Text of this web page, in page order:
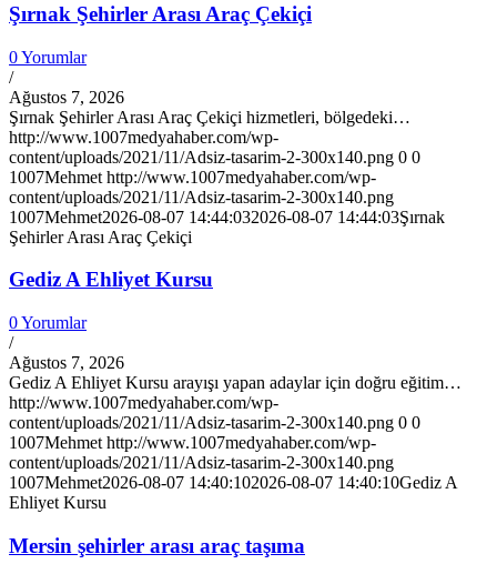
Şırnak Şehirler Arası Araç Çekiçi
0 Yorumlar
/
Ağustos 7, 2026
Şırnak Şehirler Arası Araç Çekiçi hizmetleri, bölgedeki…
http://www.1007medyahaber.com/wp-
content/uploads/2021/11/Adsiz-tasarim-2-300x140.png 0 0
1007Mehmet http://www.1007medyahaber.com/wp-
content/uploads/2021/11/Adsiz-tasarim-2-300x140.png
1007Mehmet2026-08-07 14:44:032026-08-07 14:44:03Şırnak
Şehirler Arası Araç Çekiçi
Gediz A Ehliyet Kursu
0 Yorumlar
/
Ağustos 7, 2026
Gediz A Ehliyet Kursu arayışı yapan adaylar için doğru eğitim…
http://www.1007medyahaber.com/wp-
content/uploads/2021/11/Adsiz-tasarim-2-300x140.png 0 0
1007Mehmet http://www.1007medyahaber.com/wp-
content/uploads/2021/11/Adsiz-tasarim-2-300x140.png
1007Mehmet2026-08-07 14:40:102026-08-07 14:40:10Gediz A
Ehliyet Kursu
Mersin şehirler arası araç taşıma